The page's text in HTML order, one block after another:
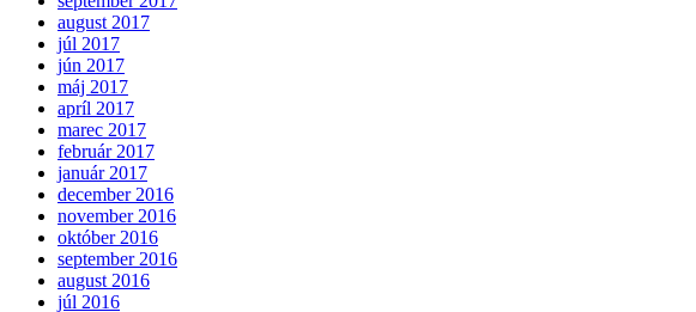
august 2017
júl 2017
jún 2017
máj 2017
apríl 2017
marec 2017
február 2017
január 2017
december 2016
november 2016
október 2016
september 2016
august 2016
júl 2016